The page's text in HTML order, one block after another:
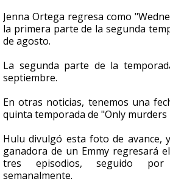
seconds
Jenna Ortega regresa como
la primera parte de la segunda
de agosto.
La segunda parte de la
septiembre.
En otras noticias, tenemos una
quinta temporada de "Only
Hulu divulgó esta foto de avance,
ganadora de un Emmy regresará
tres episodios, seguido por
semanalmente.